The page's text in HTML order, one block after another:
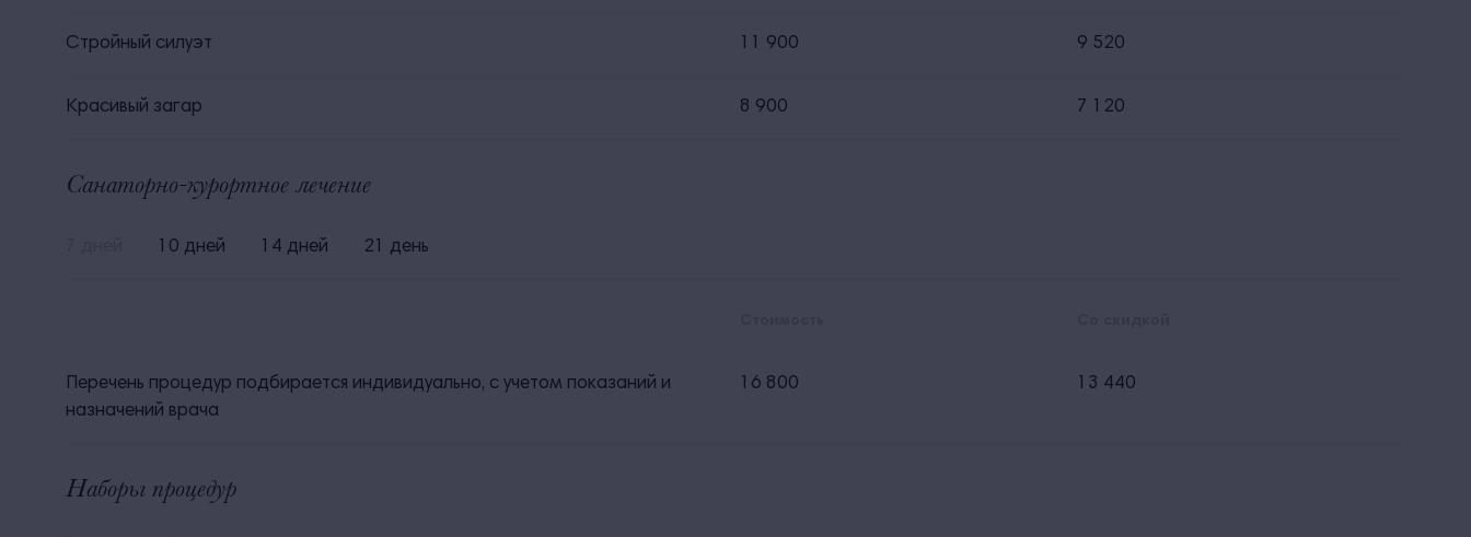
Стройный силуэт 11 900 9 520
Красивый загар 8 900 7 120
Санаторно-курортное лечение
10 дней 14 дней 21 день
Перечень процедур подбирается индивидуально, с учетом показаний и
назначений врача
16 800 13 440
Наборы процедур